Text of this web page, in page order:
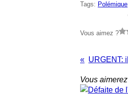
Tags: Polémique
Vous aimez ?
Vous